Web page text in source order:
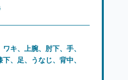
キ、上腕、肘下、手、
下、足、うなじ、背中、